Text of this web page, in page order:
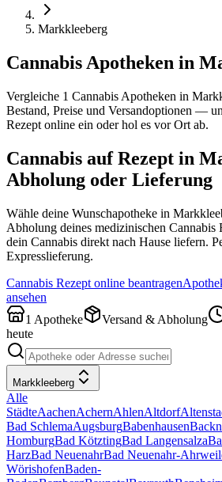
Markkleeberg
Cannabis Apotheken in
Vergleiche 1 Cannabis Apotheken in
Bestand, Preise und Versandoptionen —
Rezept online ein oder hol es vor Ort ab.
Cannabis auf Rezept in
Abholung oder Lieferung
Wähle deine Wunschapotheke in
Abholung deines medizinischen Cannabis
dein Cannabis direkt nach Hause liefern.
Expresslieferung.
Cannabis Rezept online beantragen
ansehen
1 Apotheke Versand & Abholung
heute
Markkleeberg
Alle
StädteAachenAchernAhlenAltdorf
Bad SchlemaAugsburgBabenhausen
HomburgBad KötztingBad Langensalza
HarzBad NeuenahrBad Neuenahr-
WörishofenBaden-